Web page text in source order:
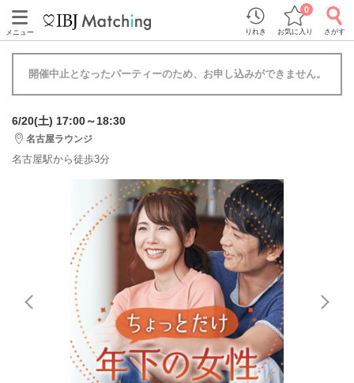
メニュー りれき お気に入り
0
さがす
開催中止となったパーティーのため、お申し込みができません。
6/20(土) 17:00～18:30
名古屋ラウンジ
名古屋駅から徒歩3分